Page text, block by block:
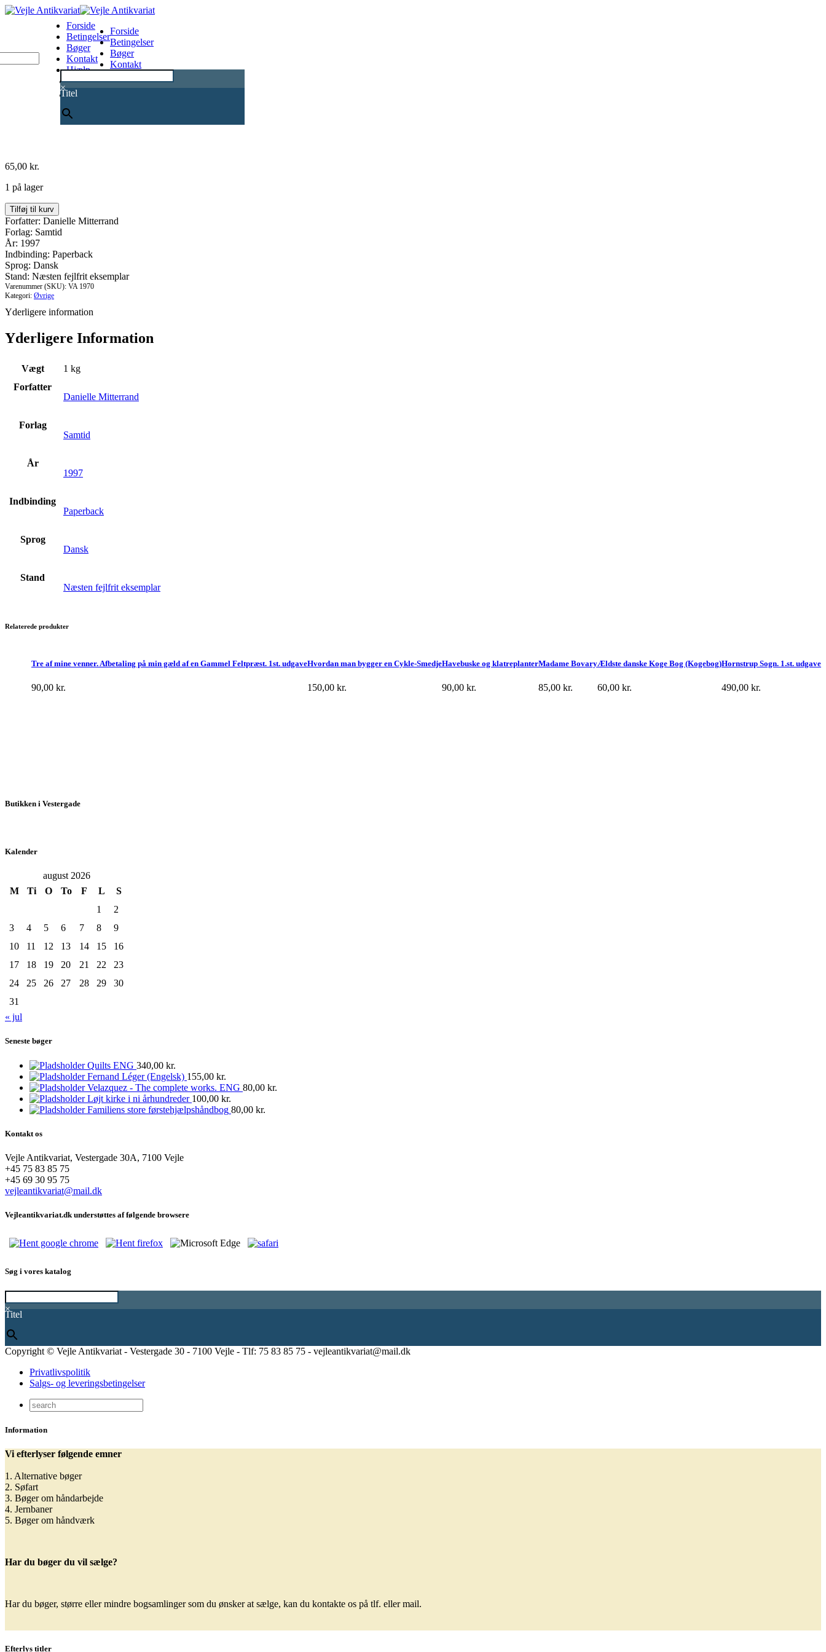
×
Titel
Forside
Betingelser
Bøger
Kontakt
Hjælp
0
Forside
Betingelser
Bøger
Kontakt
65,00 kr.
1 på lager
I
fuld
frihed
antal
Tilføj til kurv
Forfatter: Danielle Mitterrand
Forlag: Samtid
År: 1997
Indbinding: Paperback
Sprog: Dansk
Stand: Næsten fejlfrit eksemplar
Varenummer (SKU): VA 1970
Kategori: Øvrige
Yderligere information
Yderligere Information
Vægt
1 kg
Forfatter
Danielle Mitterrand
Forlag
Samtid
År
1997
Indbinding
Paperback
Sprog
Dansk
Stand
Næsten fejlfrit eksemplar
Relaterede produkter
Hornstrup Sogn. 1.st. udgave
490,00 kr.
Ældste danske Koge Bog (Kogebog)
60,00 kr.
Madame Bovary
85,00 kr.
Havebuske og klatreplanter
90,00 kr.
Hvordan man bygger en Cykle-Smedje
150,00 kr.
Tre af mine venner. Afbetaling på min gæld af en Gammel Feltpræst. 1st. udgave
90,00 kr.
Butikken i Vestergade
Kalender
august 2026
M
Ti O To F L
S
1
2
3
4 5 6 7 8
9
10
11 12 13 14 15
16
17
18 19 20 21 22
23
24
25 26 27 28 29
30
31
« jul
Seneste bøger
Quilts ENG 340,00 kr.
Fernand Léger (Engelsk) 155,00 kr.
Velazquez - The complete works. ENG 80,00 kr.
Løjt kirke i ni århundreder 100,00 kr.
Familiens store førstehjælpshåndbog 80,00 kr.
Kontakt os
Vejle Antikvariat, Vestergade 30A, 7100 Vejle
+45 75 83 85 75
+45 69 30 95 75
vejleantikvariat@mail.dk
Vejleantikvariat.dk understøttes af følgende browsere
Søg i vores katalog
×
Titel
Copyright © Vejle Antikvariat - Vestergade 30 - 7100 Vejle - Tlf: 75 83 85 75 - vejleantikvariat@mail.dk
Privatlivspolitik
Salgs- og leveringsbetingelser
Information
Vi efterlyser følgende emner
1. Alternative bøger
2. Søfart
3. Bøger om håndarbejde
4. Jernbaner
5. Bøger om håndværk
Har du bøger du vil sælge?
Har du bøger, større eller mindre bogsamlinger som du ønsker at sælge, kan du kontakte os på tlf. eller mail.
Efterlys titler